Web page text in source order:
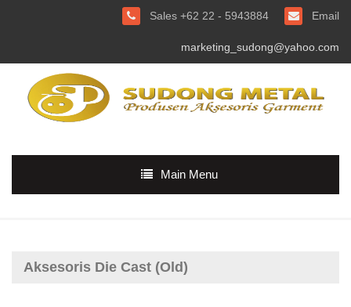
Sales +62 22 - 5943884 Email
marketing_sudong@yahoo.com
Main Menu
Aksesoris Die Cast (Old)